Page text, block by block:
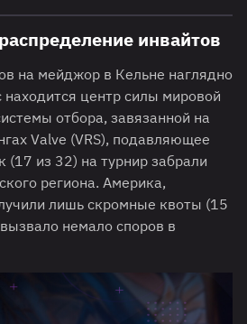
инвайтов
на мейджор в Кельне наглядно
находится центр силы мировой
отбора, завязанной на
Valve (VRS), подавляющее
(17 из 32) на турнир забрали
региона. Америка,
лишь скромные квоты (15
немало споров в